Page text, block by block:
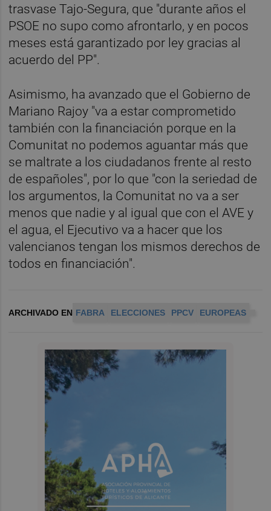
trasvase Tajo-Segura, que "durante años el
PSOE no supo como afrontarlo, y en pocos
meses está garantizado por ley gracias al
acuerdo del PP".
Asimismo, ha avanzado que el Gobierno de
Mariano Rajoy "va a estar comprometido
también con la financiación porque en la
Comunitat no podemos aguantar más que
se maltrate a los ciudadanos frente al resto
de españoles", por lo que "con la seriedad de
los argumentos, la Comunitat no va a ser
menos que nadie y al igual que con el AVE y
el agua, el Ejecutivo va a hacer que los
valencianos tengan los mismos derechos de
todos en financiación".
ARCHIVADO EN FABRA ELECCIONES PPCV EUROPEAS